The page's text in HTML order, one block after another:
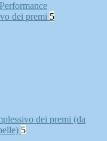
dei premi 5
dei premi (da
5